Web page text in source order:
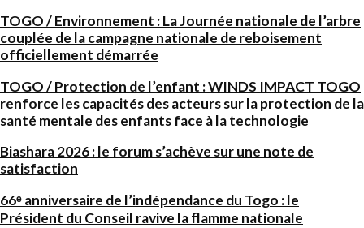
TOGO / Environnement : La Journée nationale de l’arbre
couplée de la campagne nationale de reboisement
officiellement démarrée
TOGO / Protection de l’enfant : WINDS IMPACT TOGO
renforce les capacités des acteurs sur la protection de la
santé mentale des enfants face à la technologie
Biashara 2026 : le forum s’achève sur une note de
satisfaction
66ᵉ anniversaire de l’indépendance du Togo : le
Président du Conseil ravive la flamme nationale